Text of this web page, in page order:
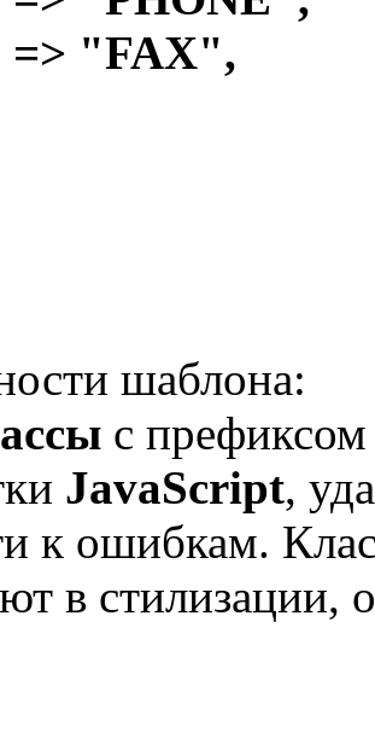
"FAX",
шаблона:
с
JavaScript,
к ошибкам.
в